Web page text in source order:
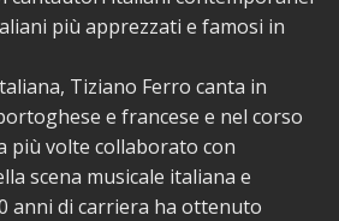
più apprezzati e famosi in
Tiziano Ferro canta in
e francese e nel corso
più volte collaborato con
scena musicale italiana e
anni di carriera ha ottenuto